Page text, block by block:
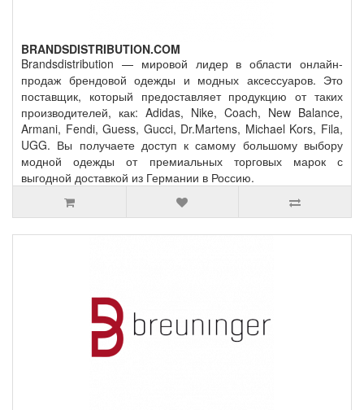
BRANDSDISTRIBUTION.COM
Brandsdistribution — мировой лидер в области онлайн-
продаж брендовой одежды и модных аксессуаров. Это
поставщик, который предоставляет продукцию от таких
производителей, как: Adidas, Nike, Coach, New Balance,
Armani, Fendi, Guess, Gucci, Dr.Martens, Michael Kors, Fila,
UGG. Вы получаете доступ к самому большому выбору
модной одежды от премиальных торговых марок с
выгодной доставкой из Германии в Россию.